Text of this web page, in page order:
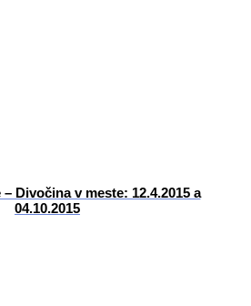
Divočina v meste: 12.4.2015 a
04.10.2015